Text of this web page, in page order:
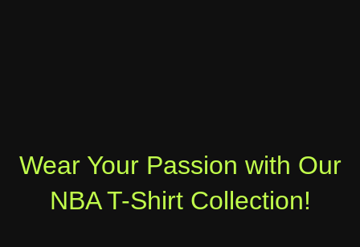
Wear Your Passion with Our
NBA T-Shirt Collection!